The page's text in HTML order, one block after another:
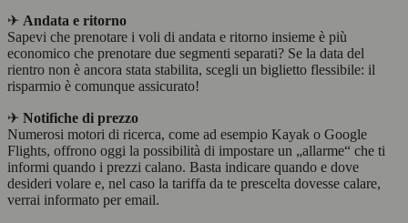
✈ Andata e ritorno
Sapevi che prenotare i voli di andata e ritorno insieme è più
economico che prenotare due segmenti separati? Se la data del
rientro non è ancora stata stabilita, scegli un biglietto flessibile: il
risparmio è comunque assicurato!
✈ Notifiche di prezzo
Numerosi motori di ricerca, come ad esempio Kayak o Google
Flights, offrono oggi la possibilità di impostare un „allarme“ che ti
informi quando i prezzi calano. Basta indicare quando e dove
desideri volare e, nel caso la tariffa da te prescelta dovesse calare,
verrai informato per email.